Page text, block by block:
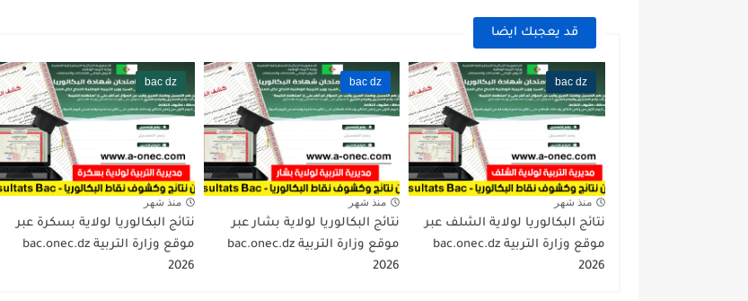
قد يعجبك ايضا
bac dz
منذ شهر
نتائج البكالوريا لولاية الشلف عبر
موقع وزارة التربية bac.onec.dz
2026
bac dz
منذ شهر
نتائج البكالوريا لولاية بشار عبر
موقع وزارة التربية bac.onec.dz
2026
bac dz
منذ شهر
نتائج البكالوريا لولاية بسكرة عبر
موقع وزارة التربية bac.onec.dz
2026